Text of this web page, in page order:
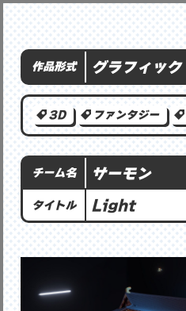
作品形式 グラフィック
3D ファンタジー
チーム名 サーモン
タイトル Light